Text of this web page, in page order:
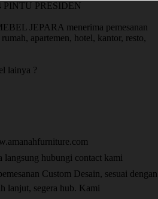
PRESIDEN
JEPARA menerima pemesanan
apartemen, hotel, kantor, resto,
lainya ?
hubungi contact kami
Custom Desain, sesuai dengan
lanjut, segera hub. Kami